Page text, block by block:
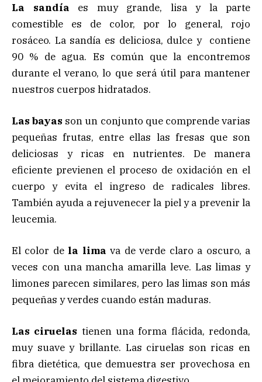
La sandía es muy grande, lisa y la parte
comestible es de color, por lo general, rojo
rosáceo. La sandía es deliciosa, dulce y contiene
90 % de agua. Es común que la encontremos
durante el verano, lo que será útil para mantener
nuestros cuerpos hidratados.
Las bayas son un conjunto que comprende varias
pequeñas frutas, entre ellas las fresas que son
deliciosas y ricas en nutrientes. De manera
eficiente previenen el proceso de oxidación en el
cuerpo y evita el ingreso de radicales libres.
También ayuda a rejuvenecer la piel y a prevenir la
leucemia.
El color de la lima va de verde claro a oscuro, a
veces con una mancha amarilla leve. Las limas y
limones parecen similares, pero las limas son más
pequeñas y verdes cuando están maduras.
Las ciruelas tienen una forma flácida, redonda,
muy suave y brillante. Las ciruelas son ricas en
fibra dietética, que demuestra ser provechosa en